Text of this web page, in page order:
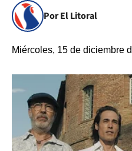
Por El Litoral
Miércoles, 15 de diciembre